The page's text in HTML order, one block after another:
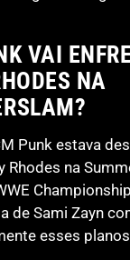
VAI
NA
Punk estava
Rhodes na
de Sami Zayn
esses